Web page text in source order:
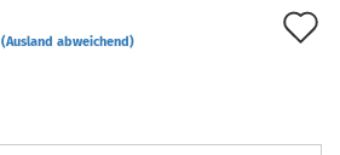
(Ausland abweichend)